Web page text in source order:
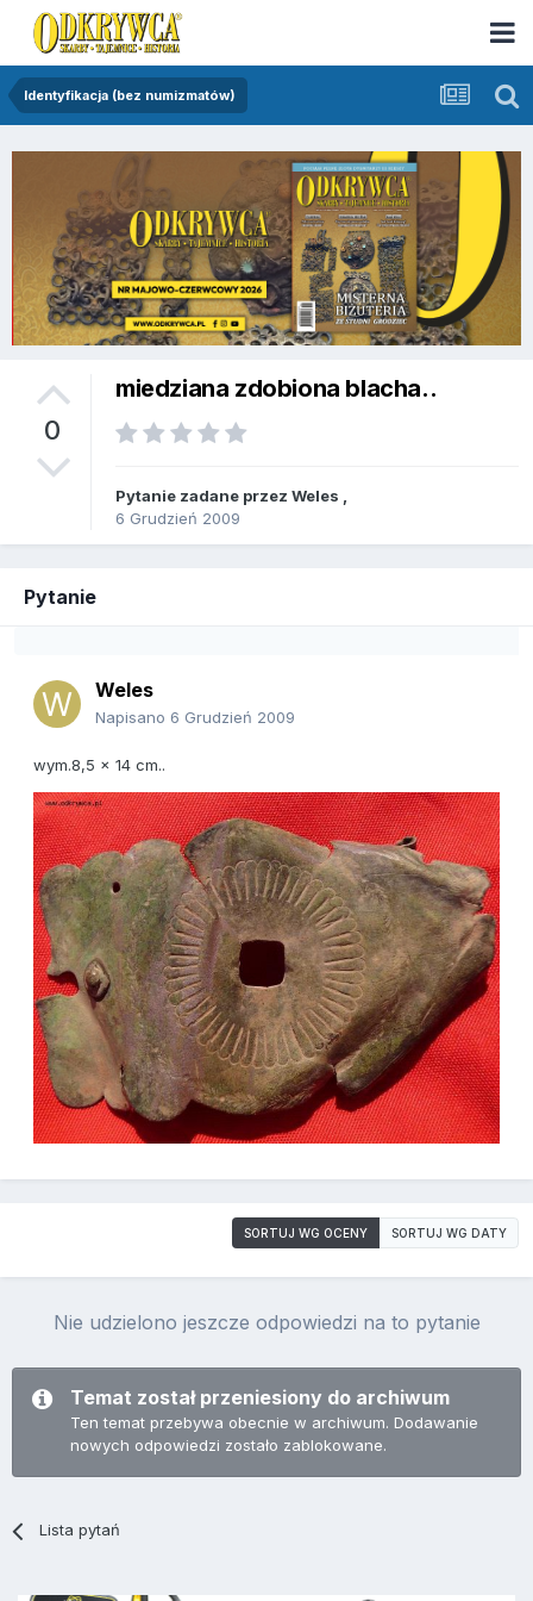
Identyfikacja (bez numizmatów)
0
miedziana zdobiona blacha..
Pytanie zadane przez Weles
6 Grudzień 2009
Pytanie
Weles
Napisano 6 Grudzień 2009
wym.8,5 x 14 cm..
SORTUJ WG OCENY SORTUJ WG DATY
Nie udzielono jeszcze odpowiedzi na to pytanie
Temat został przeniesiony do archiwum
Ten temat przebywa obecnie w archiwum. Dodawanie
nowych odpowiedzi zostało zablokowane.
Lista pytań